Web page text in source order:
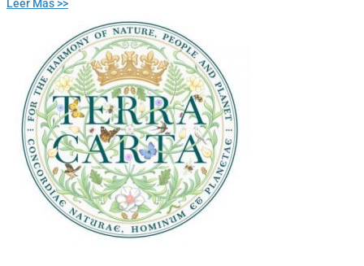
Leer Más >>